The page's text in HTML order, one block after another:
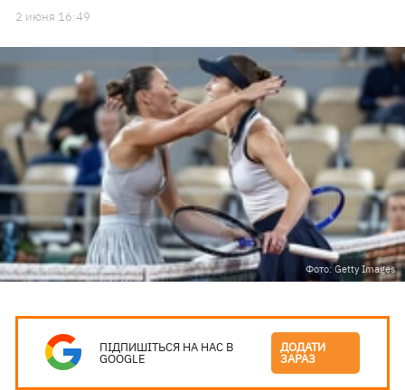
2 июня 16:49
Фото: Getty Images
ПІДПИШІТЬСЯ НА НАС В
GOOGLE
ДОДАТИ
ЗАРАЗ